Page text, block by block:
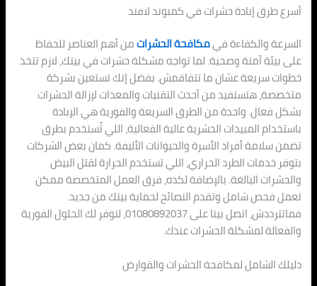
أسرع طرق إبادة حشرات في كمبوند لافند
السرعة والكفاءة فيمكافحة الحشراتمن أهم العناصر للحفاظ
على بيئة آمنة وصحية. لما تواجه مشكلة حشرات في بيتك، لازم تتخذ
خطوات سريعة عشان ما تتفاقمش. بفضل إنك تستعين بشركة
متخصصة، هتستفيد من أحدث التقنيات والمعدات لإزالة الحشرات
بشكل فعال. واحدة من الطرق السريعة والفورية هي الإبادة
باستخدام المبيدات الحشرية عالية الفعالية، اللي تُستخدم بطرق
تضمن سلامة أفراد الأسرة والحيوانات الأليفة. كمان بعض الشركات
بتوفر خدمات الطرد الحراري، اللي تستخدم الحرارة لقتل البيض
والحشرات البالغة. بالإضافة لكده، فرق العمل المتخصصة ممكن
تعمل فحص شامل وتقدم النصائح لحماية بيتك من جديد.
فماتترددش، اتصل بينا على 01080892037، لنوفر لك الحلول الفورية
والفعالة لمشكلة الحشرات عندك.
دليلك الشامل لمكافحة الحشرات والقوارض